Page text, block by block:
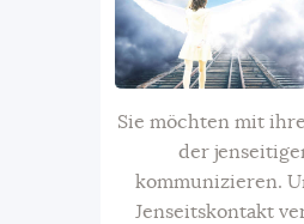
Sie möchten mit
der
kommunizieren.
Jenseitskontakt